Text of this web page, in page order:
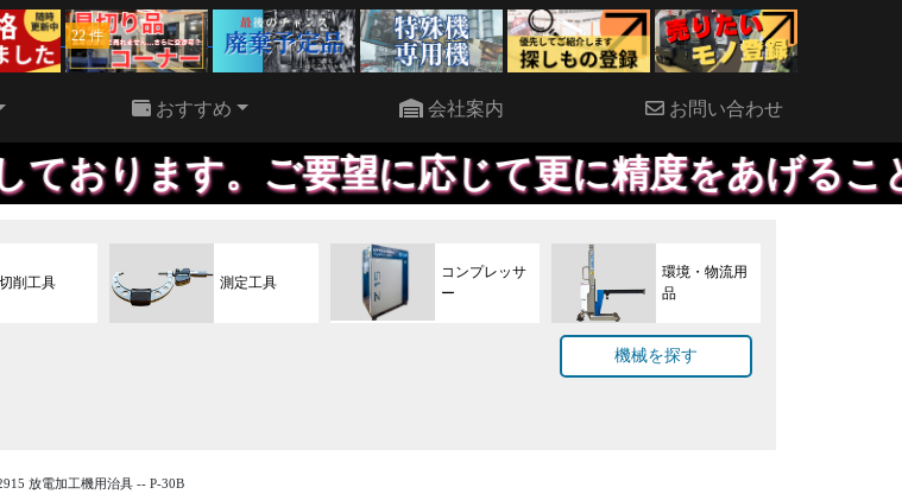
22 件
おすすめ 会社案内 お問い合わせ
要望に応じて更に精度をあげることも対応して
切削工具 測定工具
コンプレッサ
ー
環境・物流用
品
機械を探す
放電加工機用治具 -- P-30B